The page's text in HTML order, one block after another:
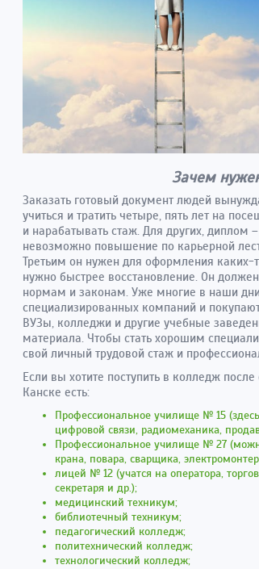
Зачем
Заказать готовый документ людей
учиться и тратить четыре, пять лет на
и нарабатывать стаж. Для других, диплом
невозможно повышение по карьерной
Третьим он нужен для оформления каких-
нужно быстрее восстановление. Он
нормам и законам. Уже многие в наши
специализированных компаний и
ВУЗы, колледжи и другие учебные
материала. Чтобы стать хорошим
свой личный трудовой стаж и
Если вы хотите поступить в колледж
Канске есть:
Профессиональное училище № 15
цифровой связи, радиомеханика,
Профессиональное училище № 27
крана, повара, сварщика,
лицей № 12 (учатся на оператора,
секретаря и др.);
медицинский техникум;
библиотечный техникум;
педагогический колледж;
политехнический колледж;
технологический колледж;